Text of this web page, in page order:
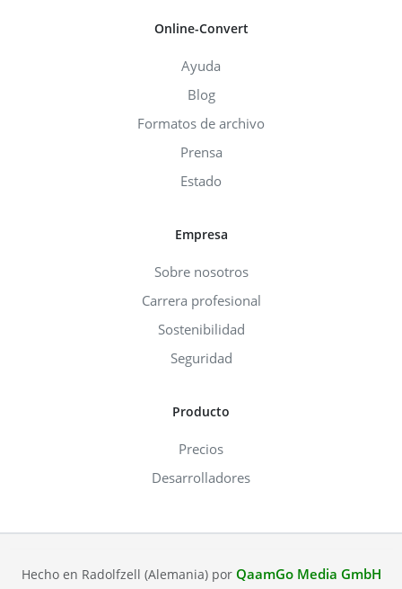
Online-Convert
Ayuda
Blog
Formatos de archivo
Prensa
Estado
Empresa
Sobre nosotros
Carrera profesional
Sostenibilidad
Seguridad
Producto
Precios
Desarrolladores
Hecho en Radolfzell (Alemania) por QaamGo Media GmbH